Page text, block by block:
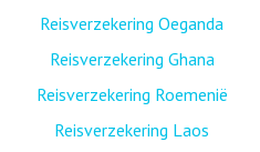
Reisverzekering Oeganda
Reisverzekering Ghana
Reisverzekering Roemenië
Reisverzekering Laos